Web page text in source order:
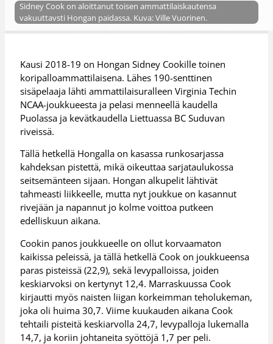
Sidney Cook on aloittanut toisen ammattilaiskautensa
vakuuttavsti Hongan paidassa. Kuva: Ville Vuorinen.
Kausi 2018-19 on Hongan Sidney Cookille toinen
koripalloammattilaisena. Lähes 190-senttinen
sisäpelaaja lähti ammattilaisuralleen Virginia Techin
NCAA-joukkueesta ja pelasi menneellä kaudella
Puolassa ja kevätkaudella Liettuassa BC Suduvan
riveissä.
Tällä hetkellä Hongalla on kasassa runkosarjassa
kahdeksan pistettä, mikä oikeuttaa sarjataulukossa
seitsemänteen sijaan. Hongan alkupelit lähtivät
tahmeasti liikkeelle, mutta nyt joukkue on kasannut
rivejään ja napannut jo kolme voittoa putkeen
edelliskuun aikana.
Cookin panos joukkueelle on ollut korvaamaton
kaikissa peleissä, ja tällä hetkellä Cook on joukkueensa
paras pisteissä (22,9), sekä levypalloissa, joiden
keskiarvoksi on kertynyt 12,4. Marraskuussa Cook
kirjautti myös naisten liigan korkeimman teholukeman,
joka oli huima 30,7. Viime kuukauden aikana Cook
tehtaili pisteitä keskiarvolla 24,7, levypalloja lukemalla
14,7, ja koriin johtaneita syöttöjä 1,7 per peli.